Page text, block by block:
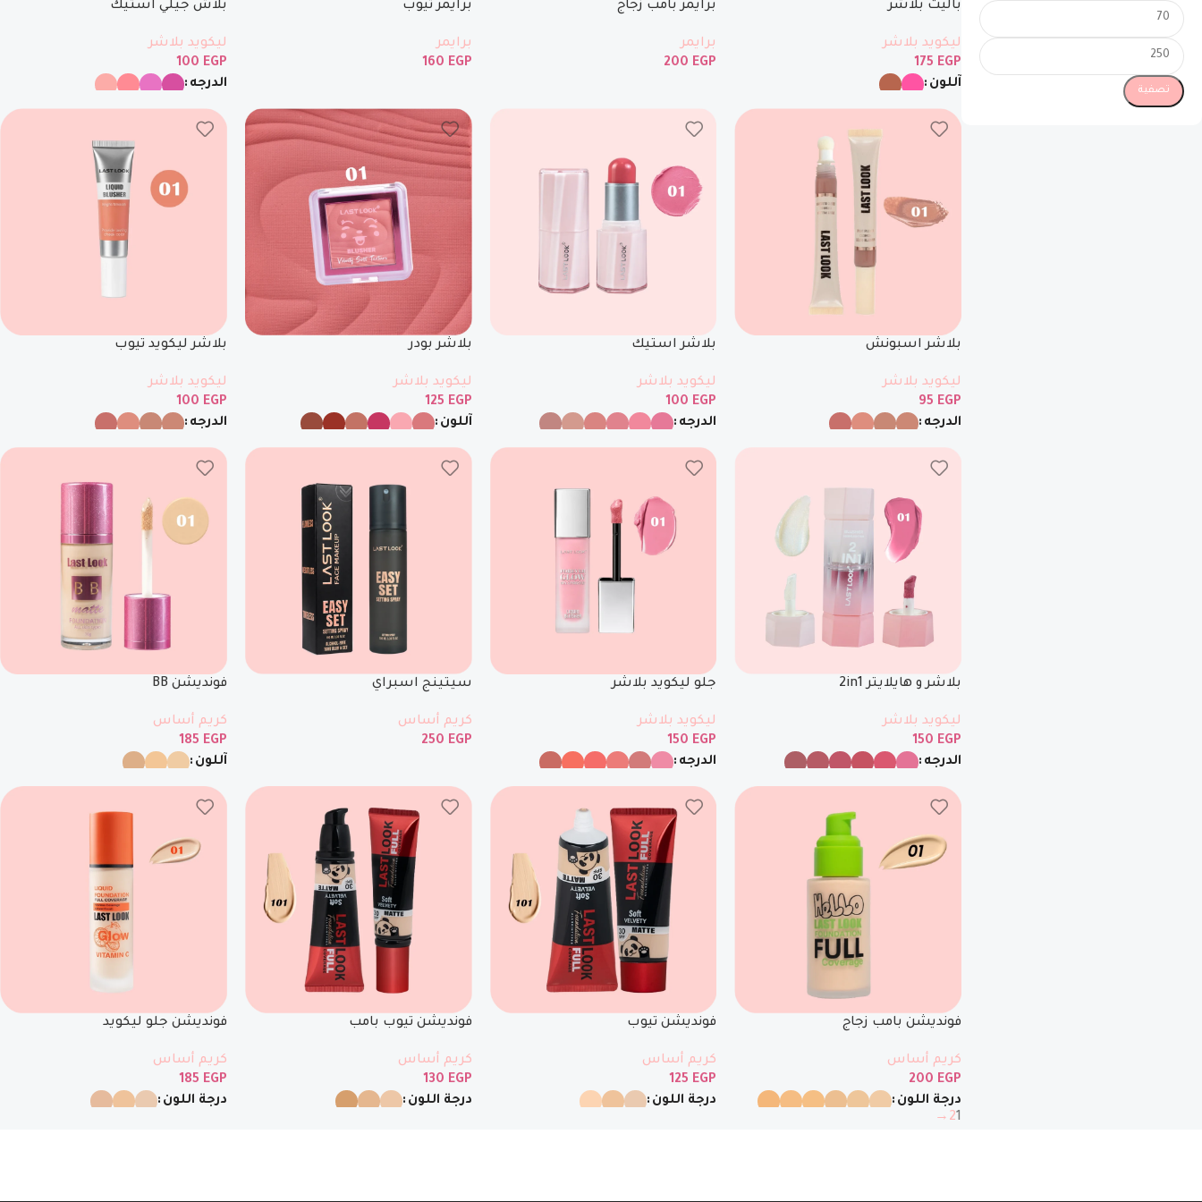
تصفية
باليت بلاشر
ليكويد بلاشر
175 EGP
آللون
برايمر بامب زجاج
برايمر
200 EGP
برايمر تيوب
برايمر
160 EGP
بلاش جيلي استيك
ليكويد بلاشر
100 EGP
الدرجه
بلاشر اسبونش
ليكويد بلاشر
95 EGP
الدرجه
بلاشر استيك
ليكويد بلاشر
100 EGP
الدرجه
بلاشر بودر
ليكويد بلاشر
125 EGP
آللون
بلاشر ليكويد تيوب
ليكويد بلاشر
100 EGP
الدرجه
بلاشر و هايلايتر 2in1
ليكويد بلاشر
150 EGP
الدرجه
جلو ليكويد بلاشر
ليكويد بلاشر
150 EGP
الدرجه
سيتينج اسبراي
كريم أساس
250 EGP
فونديشن BB
كريم أساس
185 EGP
آللون
فونديشن بامب زجاج
كريم أساس
200 EGP
درجة اللون
فونديشن تيوب
كريم أساس
125 EGP
درجة اللون
فونديشن تيوب بامب
كريم أساس
130 EGP
درجة اللون
فونديشن جلو ليكويد
كريم أساس
185 EGP
درجة اللون
1
2
→